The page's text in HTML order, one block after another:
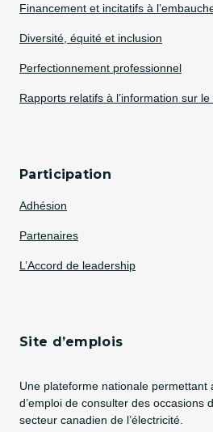
Financement et incitatifs à
Diversité, équité et inclusion
Perfectionnement professionnel
Rapports relatifs à l’information sur
Participation
Adhésion
Partenaires
L’Accord de leadership
Site d’emplois
Une plateforme nationale permettant
d’emploi de consulter des occasions
secteur canadien de l’électricité.